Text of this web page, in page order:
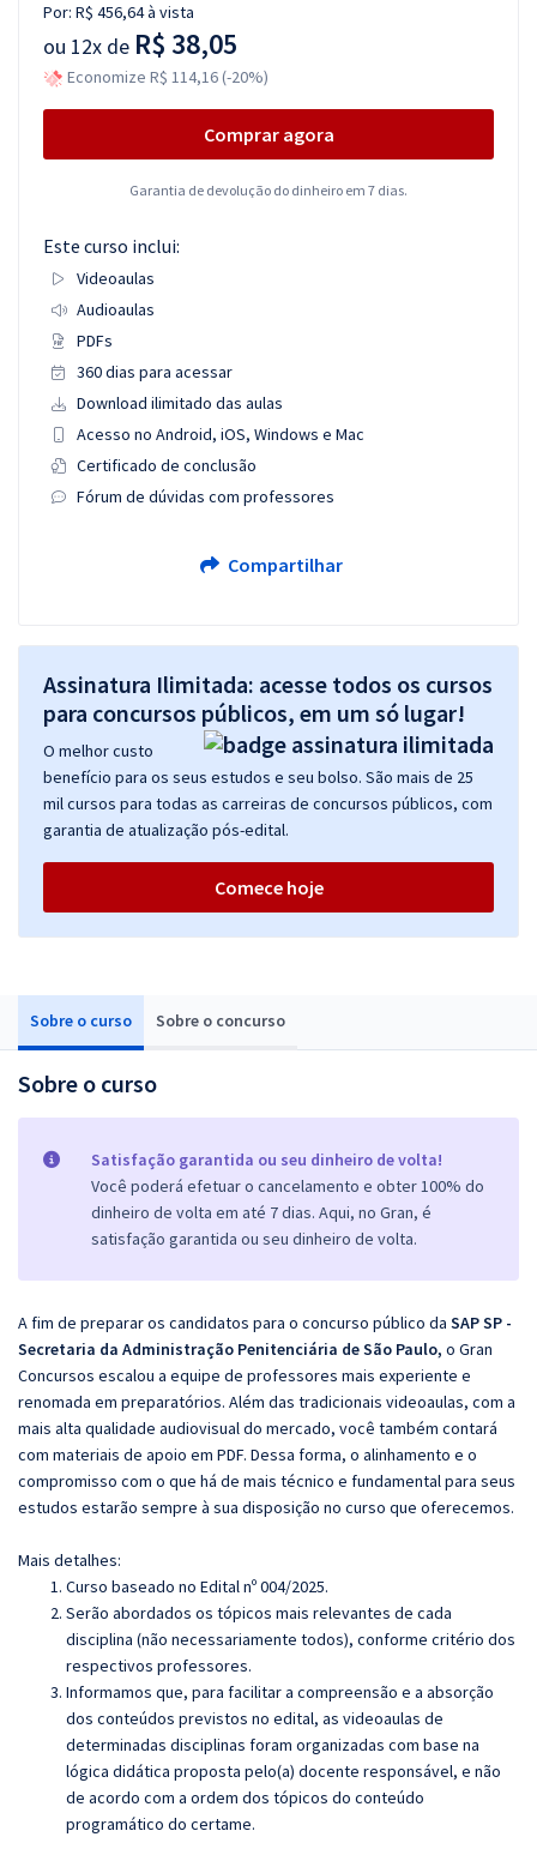
Sobre o curso Sobre o concurso
Sobre o curso
Satisfação garantida ou seu dinheiro de volta!
Você poderá efetuar o cancelamento e obter 100% do
dinheiro de volta em até 7 dias. Aqui, no Gran, é
satisfação garantida ou seu dinheiro de volta.
A fim de preparar os candidatos para o concurso público da SAP SP -
Secretaria da Administração Penitenciária de São Paulo, o Gran
Concursos escalou a equipe de professores mais experiente e
renomada em preparatórios. Além das tradicionais videoaulas, com a
mais alta qualidade audiovisual do mercado, você também contará
com materiais de apoio em PDF. Dessa forma, o alinhamento e o
compromisso com o que há de mais técnico e fundamental para seus
estudos estarão sempre à sua disposição no curso que oferecemos.
Mais detalhes:
Curso baseado no Edital nº 004/2025.
Serão abordados os tópicos mais relevantes de cada
disciplina (não necessariamente todos), conforme critério dos
respectivos professores.
Informamos que, para facilitar a compreensão e a absorção
dos conteúdos previstos no edital, as videoaulas de
determinadas disciplinas foram organizadas com base na
lógica didática proposta pelo(a) docente responsável, e não
de acordo com a ordem dos tópicos do conteúdo
programático do certame.
Por: R$ 456,64à vista
ou 12x de R$ 38,05
Economize R$ 114,16 (-20%)
Comprar agora
Garantia de devolução do dinheiro em 7 dias.
Este curso inclui:
Videoaulas
Audioaulas
PDFs
360 dias para acessar
Download ilimitado das aulas
Acesso no Android, iOS, Windows e Mac
Certificado de conclusão
Fórum de dúvidas com professores
Compartilhar
Assinatura Ilimitada: acesse todos os cursos
para concursos públicos, em um só lugar!
O melhor custo
benefício para os seus estudos e seu bolso. São mais de 25
mil cursos para todas as carreiras de concursos públicos, com
garantia de atualização pós-edital.
Comece hoje